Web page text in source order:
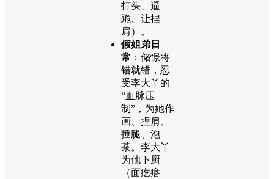
打头、逼
跪、让捏
肩）。
假姐弟日
常 ：储憬将
错就错，忍
受李大丫的
“血脉压
制”，为她作
画、捏肩、
捶腿、泡
茶。李大丫
为他下厨
（面疙瘩